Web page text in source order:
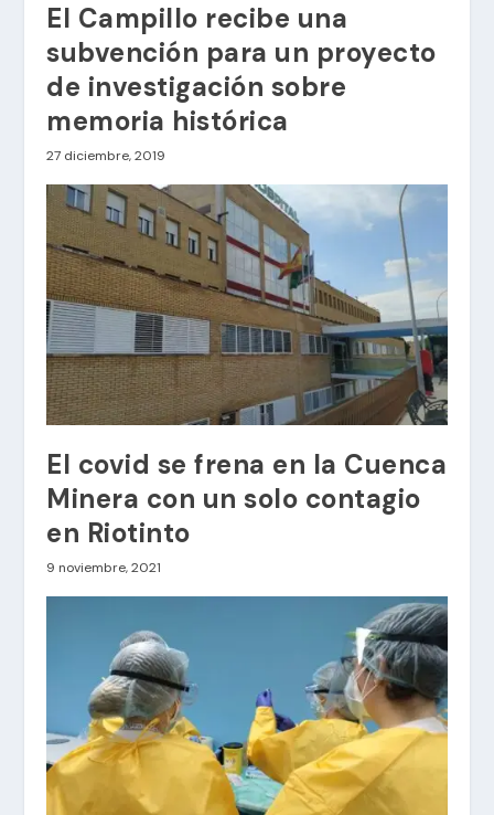
El Campillo recibe una
subvención para un proyecto
de investigación sobre
memoria histórica
27 diciembre, 2019
El covid se frena en la Cuenca
Minera con un solo contagio
en Riotinto
9 noviembre, 2021